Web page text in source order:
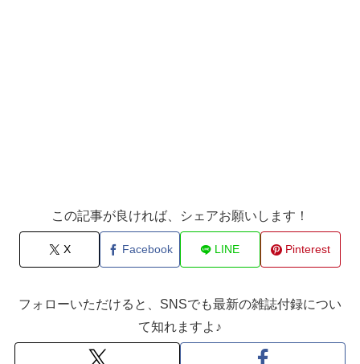
この記事が良ければ、シェアお願いします！
X Facebook LINE Pinterest
フォローいただけると、SNSでも最新の雑誌付録につい
て知れますよ♪